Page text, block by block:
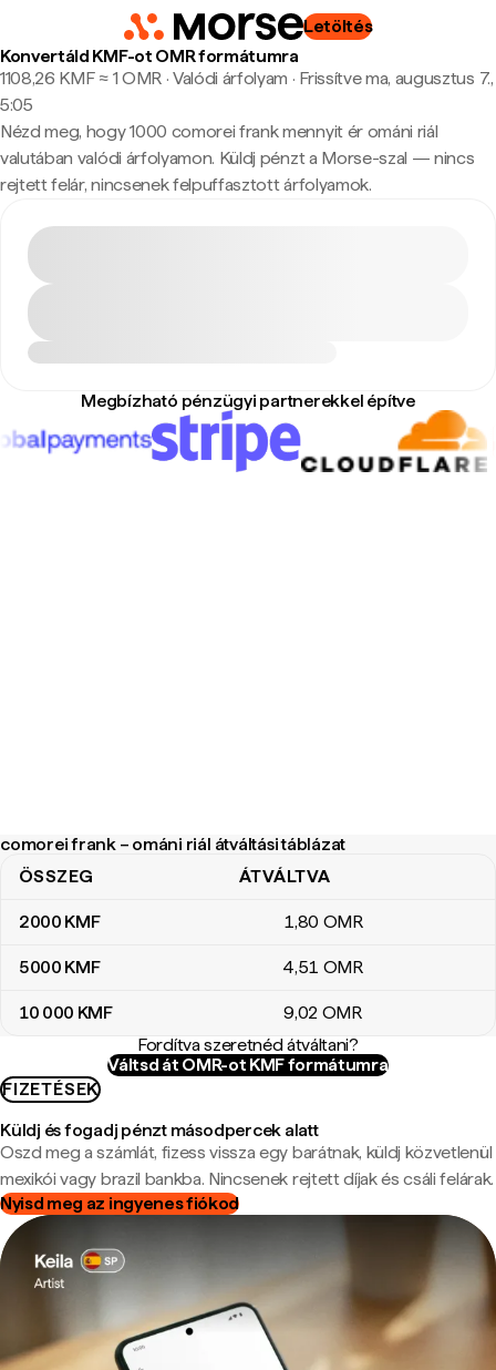
Letöltés
Konvertáld KMF-ot OMR formátumra
1108,26 KMF ≈ 1 OMR · Valódi árfolyam · Frissítve ma, augusztus 7.,
5:05
Nézd meg, hogy 1000 comorei frank mennyit ér ománi riál
valutában valódi árfolyamon. Küldj pénzt a Morse-szal — nincs
rejtett felár, nincsenek felpuffasztott árfolyamok.
Megbízható pénzügyi partnerekkel építve
comorei frank – ománi riál átváltási táblázat
comorei frank – ománi riál átváltási táblázat
ÖSSZEG ÁTVÁLTVA
2000 KMF 1,80 OMR
5000 KMF 4,51 OMR
10 000 KMF 9,02 OMR
Fordítva szeretnéd átváltani?
Váltsd át OMR-ot KMF formátumra
FIZETÉSEK
Küldj és fogadj pénzt másodpercek alatt
Oszd meg a számlát, fizess vissza egy barátnak, küldj közvetlenül
mexikói vagy brazil bankba. Nincsenek rejtett díjak és csáli felárak.
Nyisd meg az ingyenes fiókod